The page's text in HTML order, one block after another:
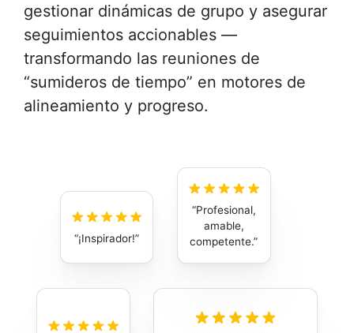
gestionar dinámicas de grupo y asegurar
seguimientos accionables —
transformando las reuniones de
“sumideros de tiempo” en motores de
alineamiento y progreso.
¡Inspirador!
Profesional,
amable,
competente.